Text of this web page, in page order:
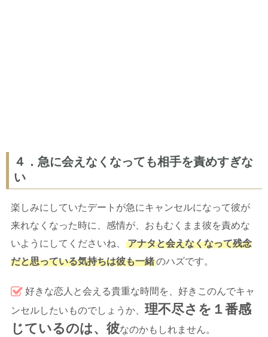
４．急に会えなくなっても相手を責めすぎな
い
楽しみにしていたデートが急にキャンセルになって彼が
来れなくなった時に、感情が、おもむくまま彼を責めな
いようにしてくださいね、
アナタと会えなくなって残念
だと思っている気持ちは彼も一緒のハズです。
好きな恋人と会える貴重な時間を、好きこのんでキャ
ンセルしたいものでしょうか、 理不尽さを１番感
じているのは、彼なのかもしれません。